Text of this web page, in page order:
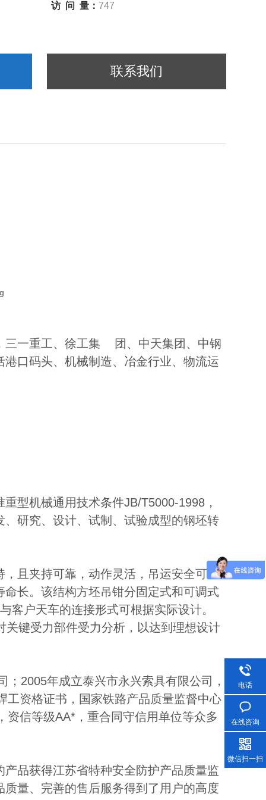
访 问 量： 747
联系我们
三一重工、徐工集 团、中天集团、中钢
口码头、机械制造、冶金行业、物流运
型机械通用技术条件JB/T5000-1998，
研究、设计、试制、试验成型的钢坯转
且夹持可靠，动作灵活，吊运安全可
长。该结构方坯吊钳分固定式和可调式
客户天车的连接形式可根据实际设计。
键受力部件受力分析，以达到理想设计
2005年成立泰兴市永兴索具有限公司，
工资格证书，国家铁路产品质量监督中心
信等级AA*，重合同守信用单位等众多
品获得江苏省特种安全防护产品质量监
量、完善的售后服务得到了用户的高度
电话
在线咨询
微信扫一扫